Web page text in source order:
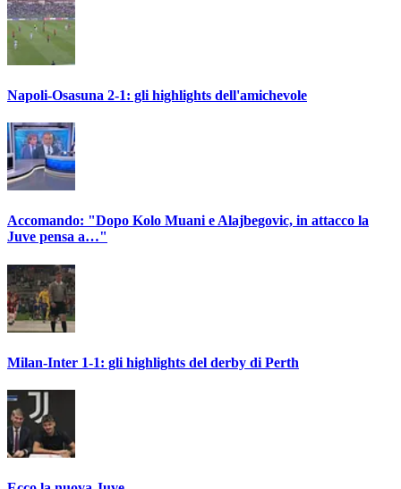
Napoli-Osasuna 2-1: gli highlights dell'amichevole
Accomando: "Dopo Kolo Muani e Alajbegovic, in attacco la
Juve pensa a…"
Milan-Inter 1-1: gli highlights del derby di Perth